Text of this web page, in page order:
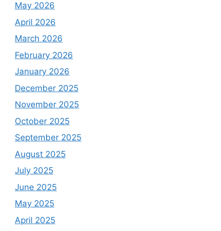
May 2026
April 2026
March 2026
February 2026
January 2026
December 2025
November 2025
October 2025
September 2025
August 2025
July 2025
June 2025
May 2025
April 2025